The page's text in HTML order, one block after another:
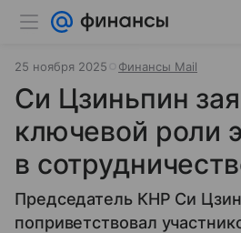
25 ноября 2025 Финансы Mail
Си Цзиньпин
ключевой роли
в
Председатель КНР Си
поприветствовал